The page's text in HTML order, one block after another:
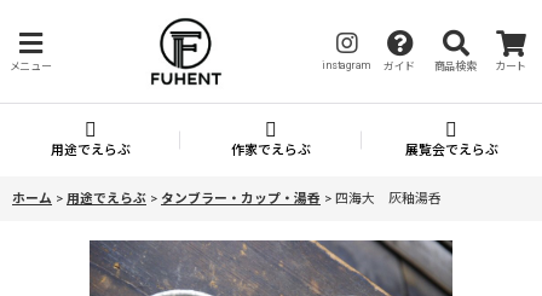
メニュー instagram ガイド 商品検索 カート
用途でえらぶ 作家でえらぶ 展覧会でえらぶ
ホーム > 用途でえらぶ > タンブラー・カップ・湯呑 > 四海大 灰釉湯呑